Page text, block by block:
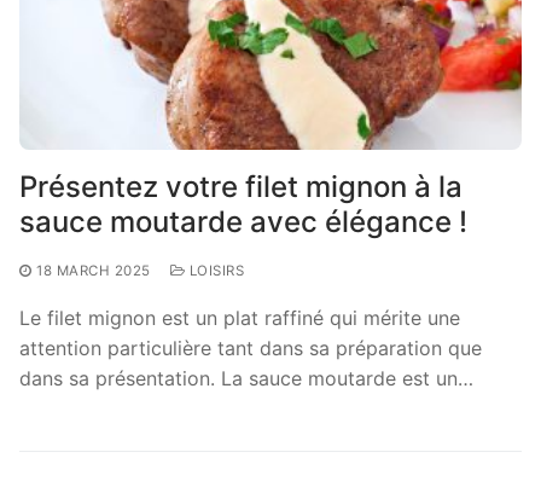
Présentez votre filet mignon à la
sauce moutarde avec élégance !
18 MARCH 2025 LOISIRS
Le filet mignon est un plat raffiné qui mérite une
attention particulière tant dans sa préparation que
dans sa présentation. La sauce moutarde est un…